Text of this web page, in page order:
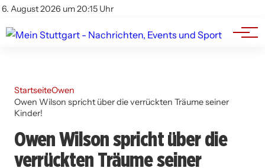
6. August 2026 um 20:15 Uhr
Impressum
Branchenbuch
Werbung
StartseiteOwen
Owen Wilson spricht über die verrückten Träume seiner
Kinder!
Owen Wilson spricht über die
verrückten Träume seiner